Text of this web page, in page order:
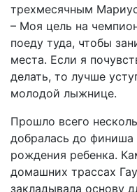
трехмесячным
– Моя цель на
поеду туда, чтобы
места. Если я
делать, то лучше
молодой лыжнице.
Прошло всего
добралась до финиша
рождения ребенка.
домашних трассах
закладывала основу